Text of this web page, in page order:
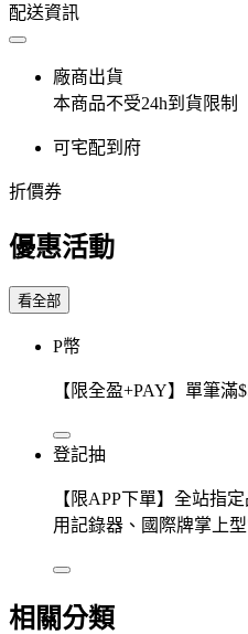
配送資訊
廠商出貨
本商品不受24h到貨限制
可宅配到府
折價券
優惠活動
看全部
P幣
【限全盈+PAY】單筆滿
登記抽
【限APP下單】全站指
用記錄器、國際牌掌上
相關分類